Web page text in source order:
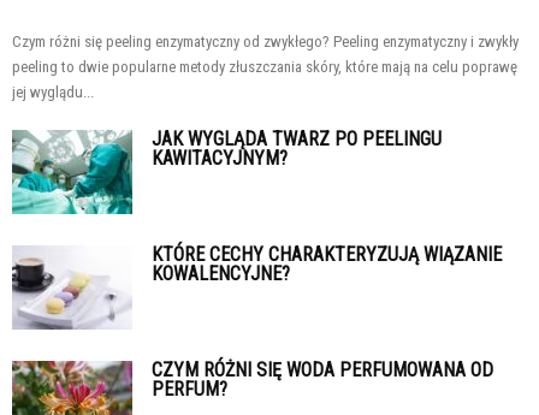
Czym różni się peeling enzymatyczny od zwykłego? Peeling enzymatyczny i zwykły
peeling to dwie popularne metody złuszczania skóry, które mają na celu poprawę
jej wyglądu...
JAK WYGLĄDA TWARZ PO PEELINGU
KAWITACYJNYM?
KTÓRE CECHY CHARAKTERYZUJĄ WIĄZANIE
KOWALENCYJNE?
CZYM RÓŻNI SIĘ WODA PERFUMOWANA OD
PERFUM?